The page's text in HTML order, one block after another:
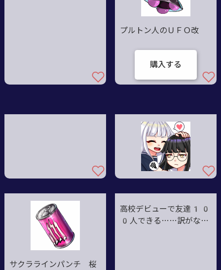
プルトン人のＵＦＯ改
購入する
サクララインパンチ 桜
高校デビューで友達10
0人できる……訳がなか